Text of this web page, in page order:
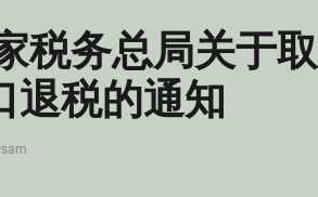
税务总局关于
退税的通知